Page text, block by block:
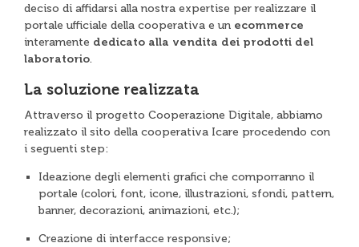
deciso di affidarsi alla nostra expertise per realizzare il
portale ufficiale della cooperativa e un ecommerce
interamente dedicato alla vendita dei prodotti del
laboratorio.
La soluzione realizzata
Attraverso il progetto Cooperazione Digitale, abbiamo
realizzato il sito della cooperativa Icare procedendo con
i seguenti step:
Ideazione degli elementi grafici che comporranno il
portale (colori, font, icone, illustrazioni, sfondi, pattern,
banner, decorazioni, animazioni, etc.);
Creazione di interfacce responsive;